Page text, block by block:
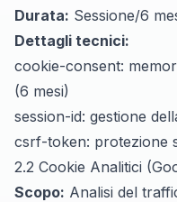
Durata: Sessione/6
Dettagli tecnici:
cookie-consent:
(6 mesi)
session-id: gestione
csrf-token: protezione
2.2 Cookie Analitici
Scopo: Analisi del